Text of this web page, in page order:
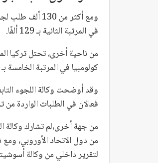
ومع أكثر من
في المرتبة الثانية بـ 129 ألفًا.
كولومبيا في المرتبة الخامسة بـ 43 ألفًا.
وقد أوضحت وكالة اللجوء
فعالان في الطلبات الواردة
من جهة أخرى،لم تشارك وكالة
من دول الاتحاد الأوروبي، ومع
لتقرير داخلي من وكالة